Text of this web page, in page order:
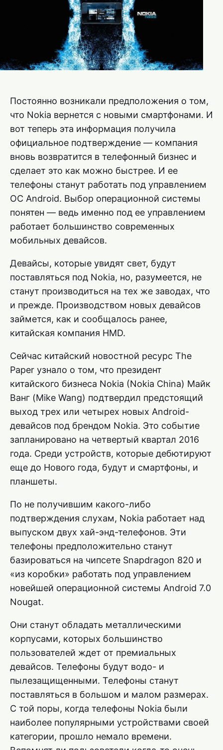
Постоянно возникали предположения о том,
что Nokia вернется с новыми смартфонами. И
вот теперь эта информация получила
официальное подтверждение — компания
вновь возвратится в телефонный бизнес и
сделает это как можно быстрее. И ее
телефоны станут работать под управлением
ОС Android. Выбор операционной системы
понятен — ведь именно под ее управлением
работает большинство современных
мобильных девайсов.
Девайсы, которые увидят свет, будут
поставляться под Nokia, но, разумеется, не
станут производиться на тех же заводах, что
и прежде. Производством новых девайсов
займется, как и сообщалось ранее,
китайская компания HMD.
Сейчас китайский новостной ресурс The
Paper узнало о том, что президент
китайского бизнеса Nokia (Nokia China) Майк
Ванг (Mike Wang) подтвердил предстоящий
выход трех или четырех новых Android-
девайсов под брендом Nokia. Это событие
запланировано на четвертый квартал 2016
года. Среди устройств, которые дебютируют
еще до Нового года, будут и смартфоны, и
планшеты.
По не получившим какого-либо
подтверждения слухам, Nokia работает над
выпуском двух хай-энд-телефонов. Эти
телефоны предположительно станут
базироваться на чипсете Snapdragon 820 и
«из коробки» работать под управлением
новейшей операционной системы Android 7.0
Nougat.
Они станут обладать металлическими
корпусами, которых большинство
пользователей ждет от премиальных
девайсов. Телефоны будут водо- и
пылезащищенными. Телефоны станут
поставляться в большом и малом размерах.
С той поры, когда телефоны Nokia были
наиболее популярными устройствами своей
категории, прошло немало времени.